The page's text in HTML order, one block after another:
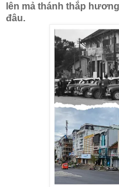
lên mả thánh thắp
đâu.